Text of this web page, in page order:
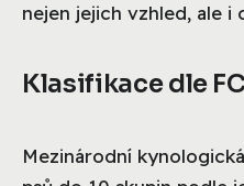
nejen jejich vzhled, ale i
Klasifikace dle
Mezinárodní